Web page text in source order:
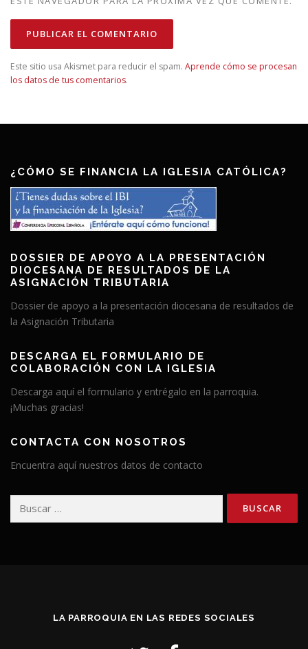
Este sitio usa Akismet para reducir el spam. Aprende cómo se procesan
los datos de tus comentarios.
¿CÓMO SE FINANCIA LA IGLESIA CATÓLICA?
DOSSIER DE APOYO A LA PRESENTACIÓN
DIOCESANA DE RESULTADOS DE LA
ASIGNACIÓN TRIBUTARIA
Dossier de apoyo a la presentación diocesana de resultados de
la Asignación Tributaria
DESCARGA EL FORMULARIO DE
COLABORACIÓN CON LA IGLESIA
Descarga aquí el formulario y entrégalo en la parroquia.
¡Muchas gracias!
CONTACTA CON NOSOTROS
Encuentra aquí nuestros datos de contacto
LA PARROQUIA EN LAS REDES SOCIALES